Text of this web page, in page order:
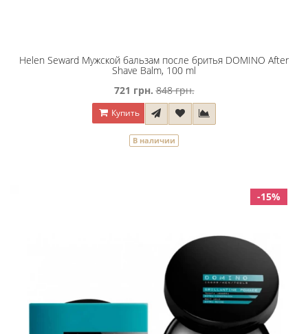
Helen Seward Мужской бальзам после бритья DOMINO After
Shave Balm, 100 ml
721 грн. 848 грн.
Купить
В наличии
-15%